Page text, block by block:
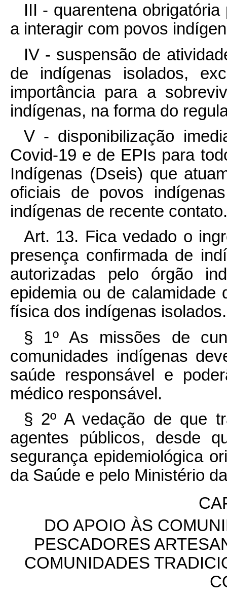
III - quarentena
a interagir com povos
IV - suspensão de
de indígenas isolados,
importância para a
indígenas, na forma do
V - disponibilização
Covid-19 e de EPIs para
Indígenas (Dseis) que
oficiais de povos
indígenas de recente contato.
Art. 13. Fica vedado o
presença confirmada de
autorizadas pelo órgão
epidemia ou de calamidade
física dos indígenas isolados.
§ 1º As missões de
comunidades indígenas
saúde responsável e
médico responsável.
§ 2º A vedação de que
agentes públicos, desde
segurança epidemiológica
da Saúde e pelo Ministério
DO APOIO ÀS
PESCADORES
COMUNIDADES